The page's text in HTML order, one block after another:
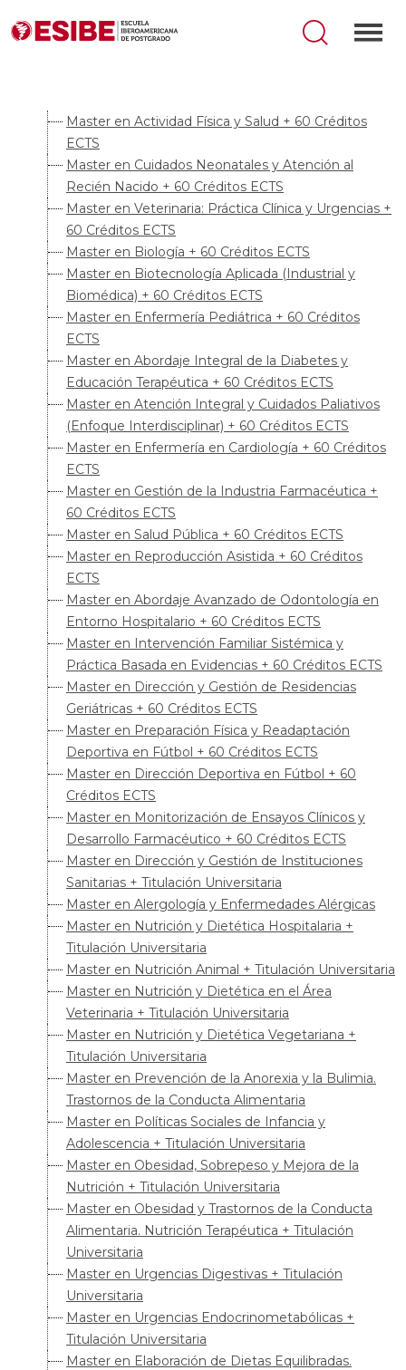
Master en Actividad Física y Salud + 60 Créditos
ECTS
Master en Cuidados Neonatales y Atención al
Recién Nacido + 60 Créditos ECTS
Master en Veterinaria: Práctica Clínica y Urgencias +
60 Créditos ECTS
Master en Biología + 60 Créditos ECTS
Master en Biotecnología Aplicada (Industrial y
Biomédica) + 60 Créditos ECTS
Master en Enfermería Pediátrica + 60 Créditos
ECTS
Master en Abordaje Integral de la Diabetes y
Educación Terapéutica + 60 Créditos ECTS
Master en Atención Integral y Cuidados Paliativos
(Enfoque Interdisciplinar) + 60 Créditos ECTS
Master en Enfermería en Cardiología + 60 Créditos
ECTS
Master en Gestión de la Industria Farmacéutica +
60 Créditos ECTS
Master en Salud Pública + 60 Créditos ECTS
Master en Reproducción Asistida + 60 Créditos
ECTS
Master en Abordaje Avanzado de Odontología en
Entorno Hospitalario + 60 Créditos ECTS
Master en Intervención Familiar Sistémica y
Práctica Basada en Evidencias + 60 Créditos ECTS
Master en Dirección y Gestión de Residencias
Geriátricas + 60 Créditos ECTS
Master en Preparación Física y Readaptación
Deportiva en Fútbol + 60 Créditos ECTS
Master en Dirección Deportiva en Fútbol + 60
Créditos ECTS
Master en Monitorización de Ensayos Clínicos y
Desarrollo Farmacéutico + 60 Créditos ECTS
Master en Dirección y Gestión de Instituciones
Sanitarias + Titulación Universitaria
Master en Alergología y Enfermedades Alérgicas
Master en Nutrición y Dietética Hospitalaria +
Titulación Universitaria
Master en Nutrición Animal + Titulación Universitaria
Master en Nutrición y Dietética en el Área
Veterinaria + Titulación Universitaria
Master en Nutrición y Dietética Vegetariana +
Titulación Universitaria
Master en Prevención de la Anorexia y la Bulimia.
Trastornos de la Conducta Alimentaria
Master en Políticas Sociales de Infancia y
Adolescencia + Titulación Universitaria
Master en Obesidad, Sobrepeso y Mejora de la
Nutrición + Titulación Universitaria
Master en Obesidad y Trastornos de la Conducta
Alimentaria. Nutrición Terapéutica + Titulación
Universitaria
Master en Urgencias Digestivas + Titulación
Universitaria
Master en Urgencias Endocrinometabólicas +
Titulación Universitaria
Master en Elaboración de Dietas Equilibradas.